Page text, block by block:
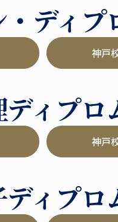
ディプ
神戸
ィプロ
神戸
ィプロ